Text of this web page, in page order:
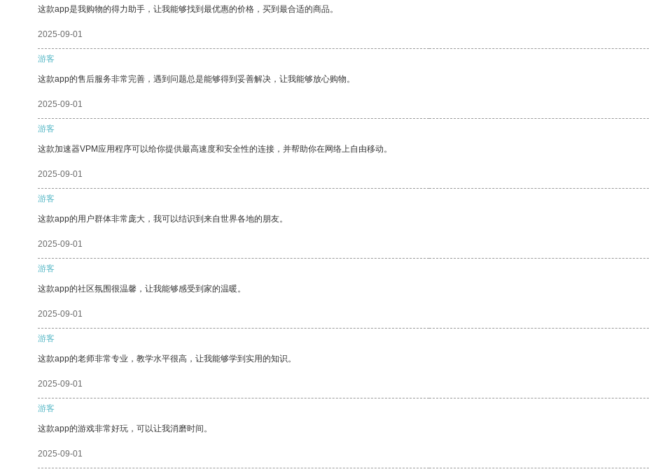
这款app是我购物的得力助手，让我能够找到最优惠的价格，买到最合适的商品。
2025-09-01
游客
这款app的售后服务非常完善，遇到问题总是能够得到妥善解决，让我能够放心购物。
2025-09-01
游客
这款加速器VPM应用程序可以给你提供最高速度和安全性的连接，并帮助你在网络上自由移动。
2025-09-01
游客
这款app的用户群体非常庞大，我可以结识到来自世界各地的朋友。
2025-09-01
游客
这款app的社区氛围很温馨，让我能够感受到家的温暖。
2025-09-01
游客
这款app的老师非常专业，教学水平很高，让我能够学到实用的知识。
2025-09-01
游客
这款app的游戏非常好玩，可以让我消磨时间。
2025-09-01